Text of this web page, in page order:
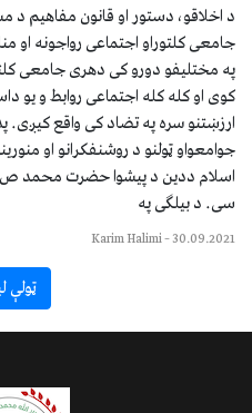
د اخلاقو، دستور او قانون مفاهیم
جامعی کلتوراو اجتماعی رواجونه او
په مختلیفو دورو کی دهری جامعی
کوی او کله کله اجتماعی روابط و یو
ارزښتنو سره په تضاد کی واقع
جوامعواو ټولنو د روشنفکرانو او
اسلام ددین د پیشوا حضرت محمد ص
سی. د بیلګی په
30.09.2021
–
Karim Halimi
ټولې